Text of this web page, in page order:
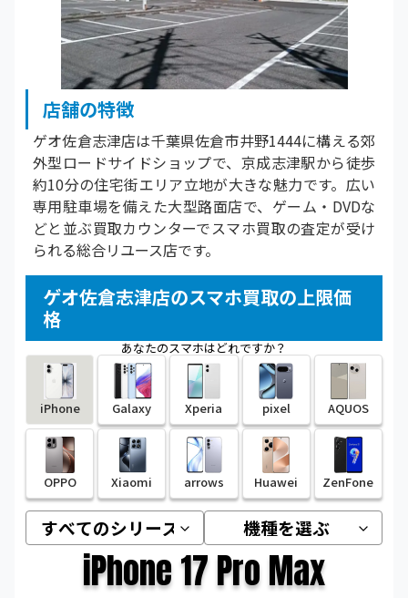
店舗の特徴
ゲオ佐倉志津店は千葉県佐倉市井野1444に構える郊
外型ロードサイドショップで、京成志津駅から徒歩
約10分の住宅街エリア立地が大きな魅力です。広い
専用駐車場を備えた大型路面店で、ゲーム・DVDな
どと並ぶ買取カウンターでスマホ買取の査定が受け
られる総合リユース店です。
ゲオ佐倉志津店のスマホ買取の上限価
格
あなたのスマホはどれですか？
iPhone Galaxy Xperia pixel AQUOS
OPPO Xiaomi arrows Huawei ZenFone
iPhone 17 Pro Max